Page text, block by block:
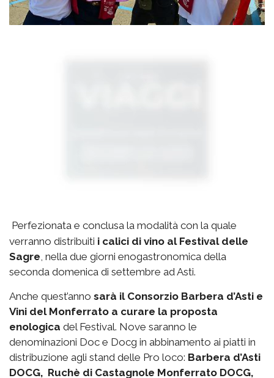
Perfezionata e conclusa la modalità con la quale
verranno distribuiti i calici di vino al Festival delle
Sagre , nella due giorni enogastronomica della
seconda domenica di settembre ad Asti.
Anche quest’anno sarà il Consorzio Barbera d’Asti e
Vini del Monferrato a curare la proposta
enologica del Festival. Nove saranno le
denominazioni Doc e Docg in abbinamento ai piatti in
distribuzione agli stand delle Pro loco: Barbera d’Asti
DOCG, Ruchè di Castagnole Monferrato DOCG,